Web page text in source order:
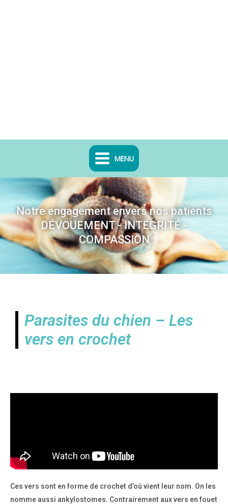
MENU
Notre engagement envers nos patients
DÉVOUEMENT - INTÉGRITÉ -
COMPASSION
Parasites du chien – Les
vers en crochet
Ces vers sont en forme de crochet d’où vient leur nom. On les
nomme aussi ankylostomes. Contrairement aux vers en fouet